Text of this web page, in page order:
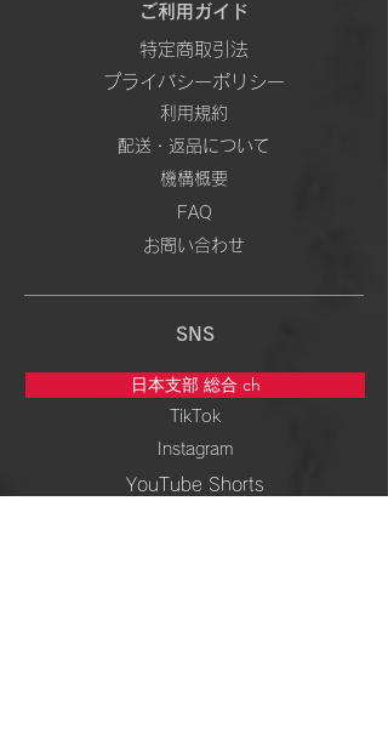
ご利用ガイド
特定商取引法
プライバシーポリシー
利用規約
配送・返品について
機構概要
FAQ
お問い合わせ
SNS
日本支部 総合 ch
TikTok
Instagram
YouTube Shorts